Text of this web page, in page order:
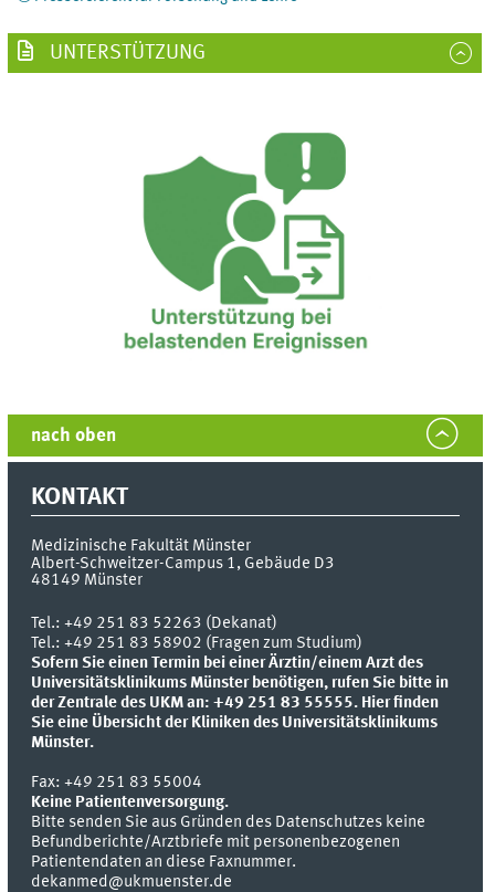
UNTERSTÜTZUNG
nach oben
KONTAKT
Medizinische Fakultät Münster
Albert-Schweitzer-Campus 1, Gebäude D3
48149 Münster
Tel.:+49 251 83 52263 (Dekanat)
Tel.: +49 251 83 58902 (Fragen zum Studium)
Sofern Sie einen Termin bei einer Ärztin/einem Arzt des
Universitätsklinikums Münster benötigen, rufen Sie bitte in
der Zentrale des UKM an: +49 251 83 55555. Hier finden
Sie eine Übersicht der Kliniken des Universitätsklinikums
Münster.
Fax:+49 251 83 55004
Keine Patientenversorgung.
Bitte senden Sie aus Gründen des Datenschutzes keine
Befundberichte/Arztbriefe mit personenbezogenen
Patientendaten an diese Faxnummer.
dekanmed@ukmuenster.de